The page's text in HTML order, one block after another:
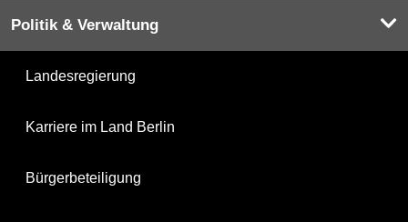
Politik & Verwaltung
Landesregierung
Karriere im Land Berlin
Bürgerbeteiligung